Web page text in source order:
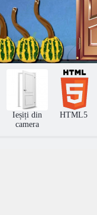
Ieșiți din
camera
HTML5